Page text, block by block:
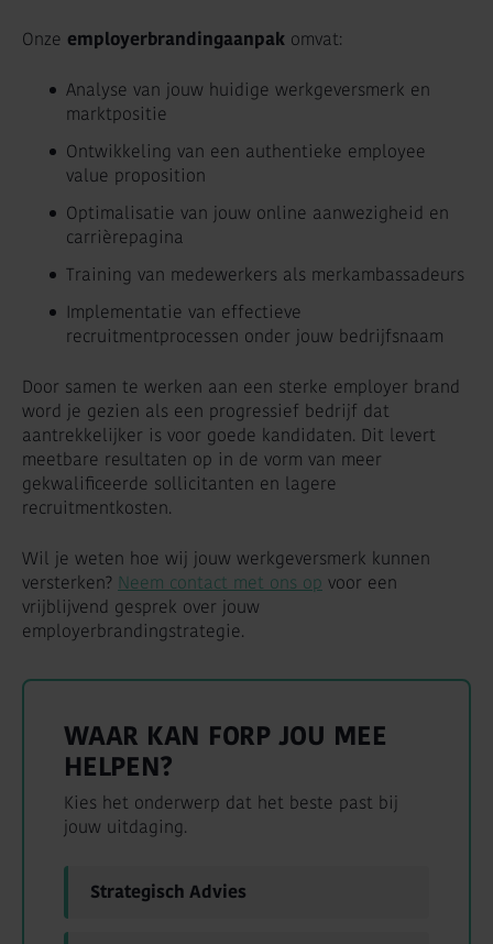
Onze employerbrandingaanpak omvat:
Analyse van jouw huidige werkgeversmerk en
marktpositie
Ontwikkeling van een authentieke employee
value proposition
Optimalisatie van jouw online aanwezigheid en
carrièrepagina
Training van medewerkers als merkambassadeurs
Implementatie van effectieve
recruitmentprocessen onder jouw bedrijfsnaam
Door samen te werken aan een sterke employer brand
word je gezien als een progressief bedrijf dat
aantrekkelijker is voor goede kandidaten. Dit levert
meetbare resultaten op in de vorm van meer
gekwalificeerde sollicitanten en lagere
recruitmentkosten.
Wil je weten hoe wij jouw werkgeversmerk kunnen
versterken? Neem contact met ons op voor een
vrijblijvend gesprek over jouw
employerbrandingstrategie.
WAAR KAN FORP JOU MEE
HELPEN?
Kies het onderwerp dat het beste past bij
jouw uitdaging.
Strategisch Advies